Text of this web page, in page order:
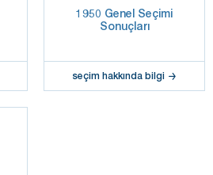
1950 Genel Seçimi
Sonuçları
seçim hakkında bilgi